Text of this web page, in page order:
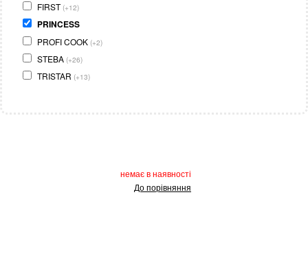
FIRST (+12)
PRINCESS
PROFI COOK (+2)
STEBA (+26)
TRISTAR (+13)
немає в наявності
До порівняння